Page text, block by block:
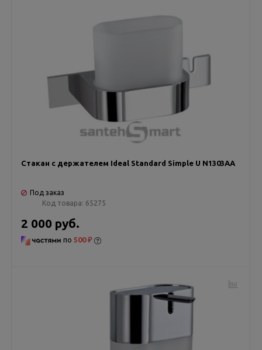
Стакан с держателем Ideal Standard Simple U N1303AA
Под заказ
Код товара: 65275
2 000 руб.
по 500 ₽